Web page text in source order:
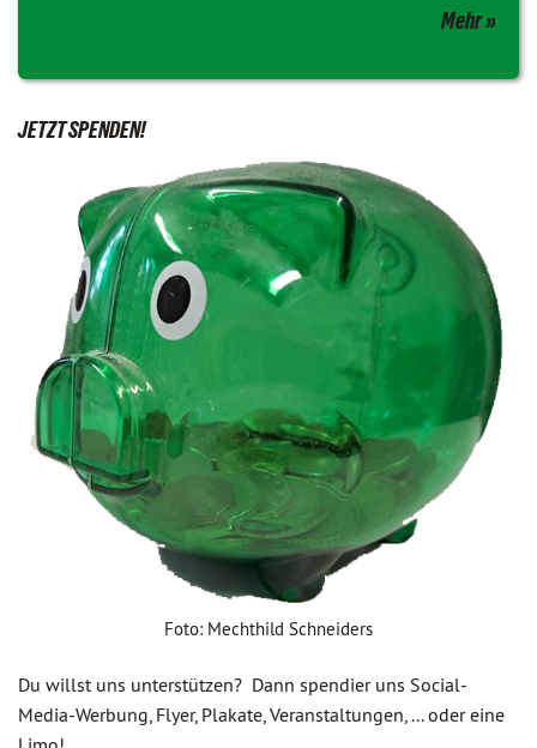
Mehr
JETZT SPENDEN!
Foto: Mechthild Schneiders
Du willst uns unterstützen? Dann spendier uns Social-
Media-Werbung, Flyer, Plakate, Veranstaltungen, ... oder eine